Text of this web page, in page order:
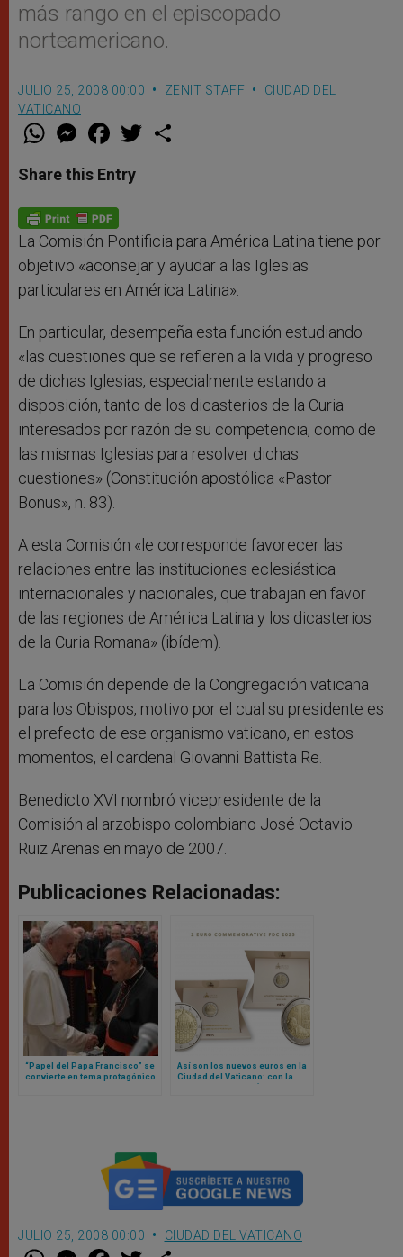
más rango en el episcopado
norteamericano.
JULIO 25, 2008 00:00 ZENIT STAFF
CIUDAD DEL
VATICANO
W
t
s
p
p
M
e
s
e
g
e
r
F
a
e
b
o
k
w
Share this Entry
La Comisión Pontificia para América Latina tiene por
objetivo «aconsejar y ayudar a las Iglesias
particulares en América Latina».
En particular, desempeña esta función estudiando
«las cuestiones que se refieren a la vida y progreso
de dichas Iglesias, especialmente estando a
disposición, tanto de los dicasterios de la Curia
interesados por razón de su competencia, como de
las mismas Iglesias para resolver dichas
cuestiones» (Constitución apostólica «Pastor
Bonus», n. 83).
A esta Comisión «le corresponde favorecer las
relaciones entre las instituciones eclesiástica
internacionales y nacionales, que trabajan en favor
de las regiones de América Latina y los dicasterios
de la Curia Romana» (ibídem).
La Comisión depende de la Congregación vaticana
para los Obispos, motivo por el cual su presidente es
el prefecto de ese organismo vaticano, en estos
momentos, el cardenal Giovanni Battista Re.
Benedicto XVI nombró vicepresidente de la
Comisión al arzobispo colombiano José Octavio
Ruiz Arenas en mayo de 2007.
Publicaciones Relacionadas:
“Papel del Papa Francisco” se
convierte en tema protagónico
Así son los nuevos euros en la
Ciudad del Vaticano: con la
imagen de Miguel Ángel y la
JULIO 25, 2008 00:00 CIUDAD DEL VATICANO
W M F